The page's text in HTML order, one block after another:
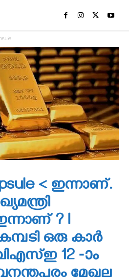
< ഇന്നാണ്.
? l
ഒരു കാർ
12 -ാം